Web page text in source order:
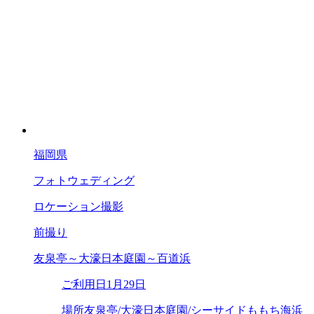
福岡県
フォトウェディング
ロケーション撮影
前撮り
友泉亭～大濠日本庭園～百道浜
ご利用日 1月29日
場所友泉亭/大濠日本庭園/シーサイドももち海浜